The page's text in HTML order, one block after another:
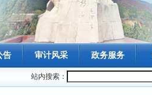
告 审计风采 政务服务
站内搜索：